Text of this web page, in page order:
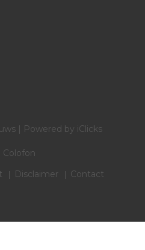
| Powered by iClicks
Colofon
Disclaimer
Contact